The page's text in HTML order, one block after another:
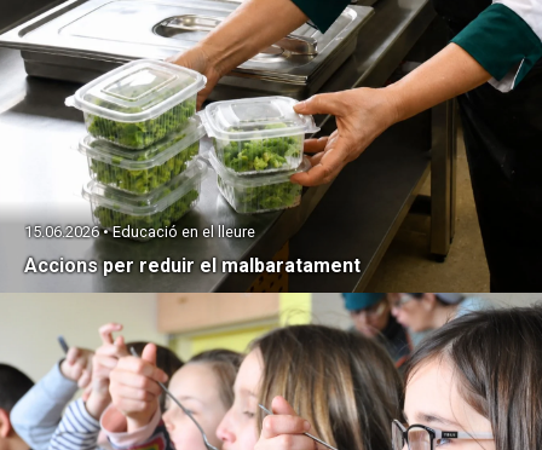
Accions per reduir el malbaratament
15.06.2026 • Educació en el lleure